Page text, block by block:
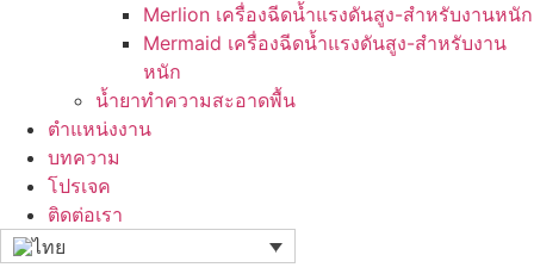
Merlion เครื่องฉีดน้ำแรงดันสูง-สำหรับงานหนัก
Mermaid เครื่องฉีดน้ำแรงดันสูง-สำหรับงาน
หนัก
น้ำยาทำความสะอาดพื้น
ตำแหน่งงาน
บทความ
โปรเจค
ติดต่อเรา